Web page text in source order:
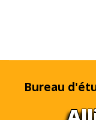
Bureau